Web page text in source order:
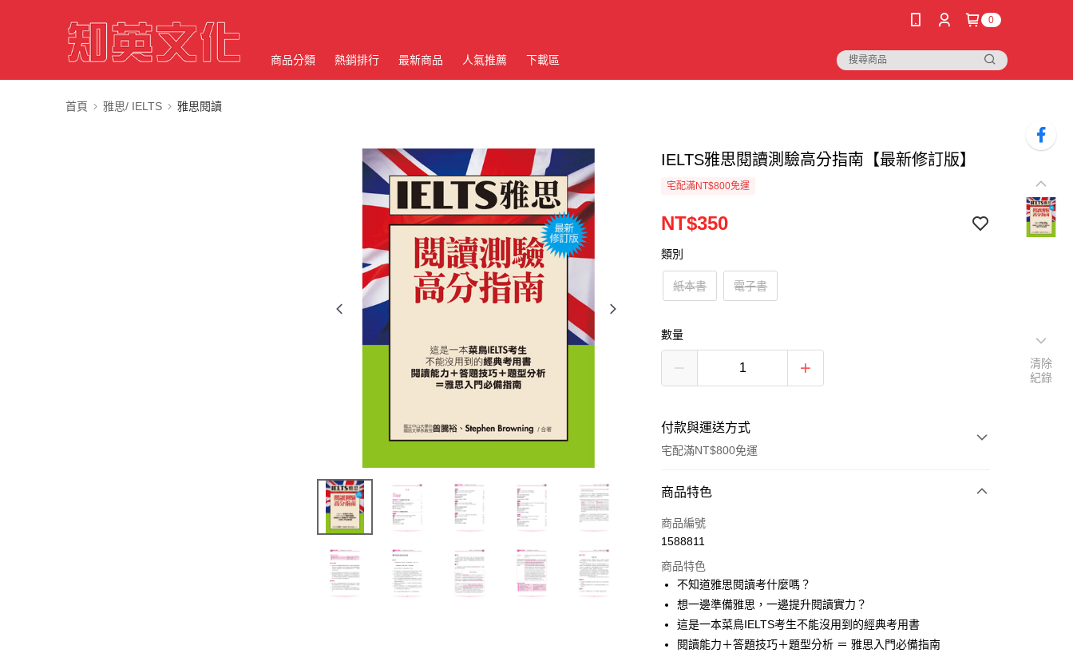
0
商品分類 熱銷排行 最新商品 人氣推薦 下載區
首頁 雅思/ IELTS 雅思閱讀
IELTS雅思閱讀測驗高分指南【最新修訂版】
宅配滿NT$800免運
NT$350
類別
紙本書 電子書
數量
付款與運送方式
宅配滿NT$800免運
付款方式
信用卡一次付款
Apple Pay
街口支付
悠遊付
商品特色
商品編號
1588811
商品特色
不知道雅思閱讀考什麼嗎？
想一邊準備雅思，一邊提升閱讀實力？
這是一本菜鳥IELTS考生不能沒用到的經典考用書
閱讀能力＋答題技巧＋題型分析 ＝ 雅思入門必備指南
清除
紀錄